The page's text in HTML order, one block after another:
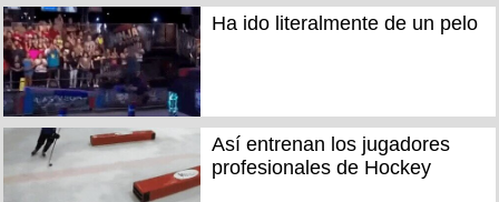
Ha ido literalmente de un pelo
Así entrenan los jugadores
profesionales de Hockey